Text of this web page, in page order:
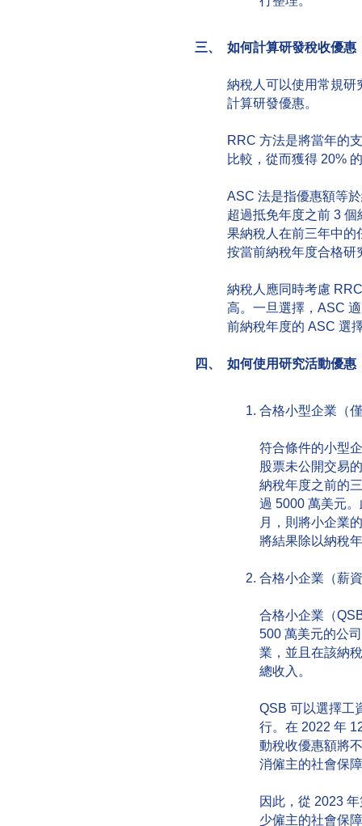
三、 如何計算研發稅收優惠
納稅人可以使用常規研
計算研發優惠。
RRC 方法是將當年的
比較，從而獲得 20%
ASC 法是指優惠額等
超過抵免年度之前 3
果納稅人在前三年中的
按當前納稅年度合格研
納稅人應同時考慮
高。一旦選擇，ASC
前納稅年度的 ASC 選
四、 如何使用研究活動優惠
合格小型企業（
符合條件的小型
股票未公開交易
納稅年度之前的
過 5000 萬美元
月，則將小企業
將結果除以納稅
合格小企業（薪
合格小企業（
500 萬美元的公
業，並且在該納
總收入。
QSB 可以選擇工
行。在 2022 年
動稅收優惠額將
消僱主的社會保
因此，從 2023
少僱主的社會保